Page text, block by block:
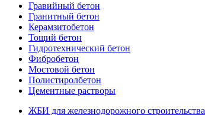
Гравийный бетон
Гранитный бетон
Керамзитобетон
Тощий бетон
Гидротехнический бетон
Фибробетон
Мостовой бетон
Полистиролбетон
Цементные растворы
ЖБИ для железнодорожного строительства